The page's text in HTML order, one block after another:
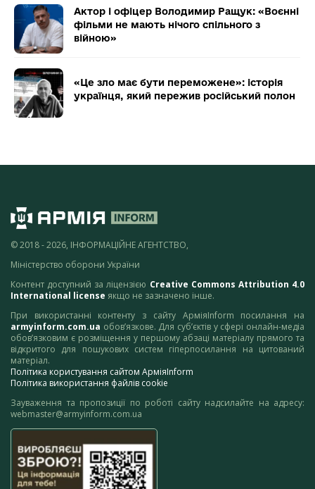
Актор і офіцер Володимир Ращук: «Воєнні
фільми не мають нічого спільного з
війною»
«Це зло має бути переможене»: історія
українця, який пережив російський полон
© 2018 - 2026, ІНФОРМАЦІЙНЕ АГЕНТСТВО,
Міністерство оборони України
Контент доступний за ліцензією Creative Commons Attribution 4.0
International license якщо не зазначено інше.
При використанні контенту з сайту АрміяInform посилання на
armyinform.com.ua обов’язкове. Для суб’єктів у сфері онлайн-медіа
обов’язковим є розміщення у першому абзаці матеріалу прямого та
відкритого для пошукових систем гіперпосилання на цитований
матеріал.
Політика користування сайтом АрміяInform
Політика використання файлів cookie
Зауваження та пропозиції по роботі сайту надсилайте на адресу:
webmaster@armyinform.com.ua